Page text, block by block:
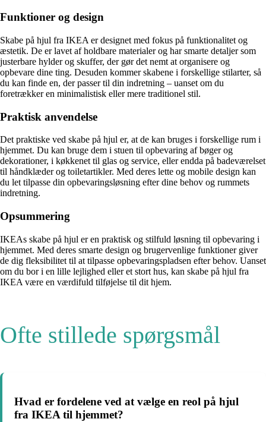
Funktioner og design
Skabe på hjul fra IKEA er designet med fokus på funktionalitet og
æstetik. De er lavet af holdbare materialer og har smarte detaljer som
justerbare hylder og skuffer, der gør det nemt at organisere og
opbevare dine ting. Desuden kommer skabene i forskellige stilarter, så
du kan finde en, der passer til din indretning – uanset om du
foretrækker en minimalistisk eller mere traditionel stil.
Praktisk anvendelse
Det praktiske ved skabe på hjul er, at de kan bruges i forskellige rum i
hjemmet. Du kan bruge dem i stuen til opbevaring af bøger og
dekorationer, i køkkenet til glas og service, eller endda på badeværelset
til håndklæder og toiletartikler. Med deres lette og mobile design kan
du let tilpasse din opbevaringsløsning efter dine behov og rummets
indretning.
Opsummering
IKEAs skabe på hjul er en praktisk og stilfuld løsning til opbevaring i
hjemmet. Med deres smarte design og brugervenlige funktioner giver
de dig fleksibilitet til at tilpasse opbevaringspladsen efter behov. Uanset
om du bor i en lille lejlighed eller et stort hus, kan skabe på hjul fra
IKEA være en værdifuld tilføjelse til dit hjem.
Ofte stillede spørgsmål
Hvad er fordelene ved at vælge en reol på hjul
fra IKEA til hjemmet?